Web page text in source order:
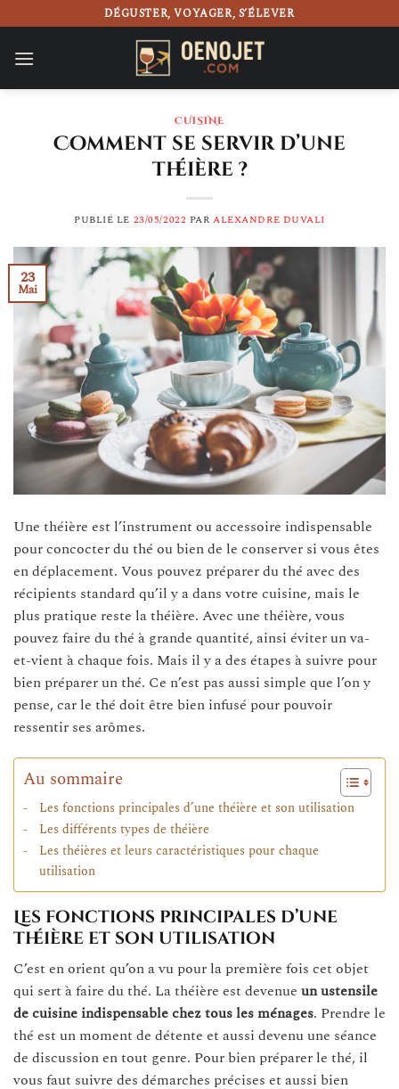
au
contenu
DÉGUSTER, VOYAGER, S’ÉLEVER
CUISINE
Comment se servir d’une
théière ?
PUBLIÉ LE 23/05/2022 PARALEXANDRE DUVALI
23
Mai
Une théière est l’instrument ou accessoire indispensable
pour concocter du thé ou bien de le conserver si vous êtes
en déplacement. Vous pouvez préparer du thé avec des
récipients standard qu’il y a dans votre cuisine, mais le
plus pratique reste la théière. Avec une théière, vous
pouvez faire du thé à grande quantité, ainsi éviter un va-
et-vient à chaque fois. Mais il y a des étapes à suivre pour
bien préparer un thé. Ce n’est pas aussi simple que l’on y
pense, car le thé doit être bien infusé pour pouvoir
ressentir ses arômes.
Au sommaire
Les fonctions principales d’une théière et son utilisation
Les différents types de théière
Les théières et leurs caractéristiques pour chaque
utilisation
Les fonctions principales d’une
théière et son utilisation
C’est en orient qu’on a vu pour la première fois cet objet
qui sert à faire du thé. La théière est devenue un ustensile
de cuisine indispensable chez tous les ménages. Prendre le
thé est un moment de détente et aussi devenu une séance
de discussion en tout genre. Pour bien préparer le thé, il
vous faut suivre des démarches précises et aussi bien